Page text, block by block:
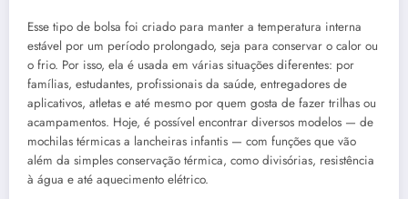
Esse tipo de bolsa foi criado para manter a temperatura interna
estável por um período prolongado, seja para conservar o calor ou
o frio. Por isso, ela é usada em várias situações diferentes: por
famílias, estudantes, profissionais da saúde, entregadores de
aplicativos, atletas e até mesmo por quem gosta de fazer trilhas ou
acampamentos. Hoje, é possível encontrar diversos modelos — de
mochilas térmicas a lancheiras infantis — com funções que vão
além da simples conservação térmica, como divisórias, resistência
à água e até aquecimento elétrico.